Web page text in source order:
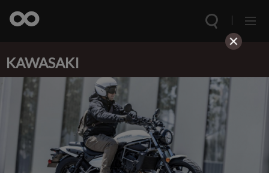
KAWASAKI